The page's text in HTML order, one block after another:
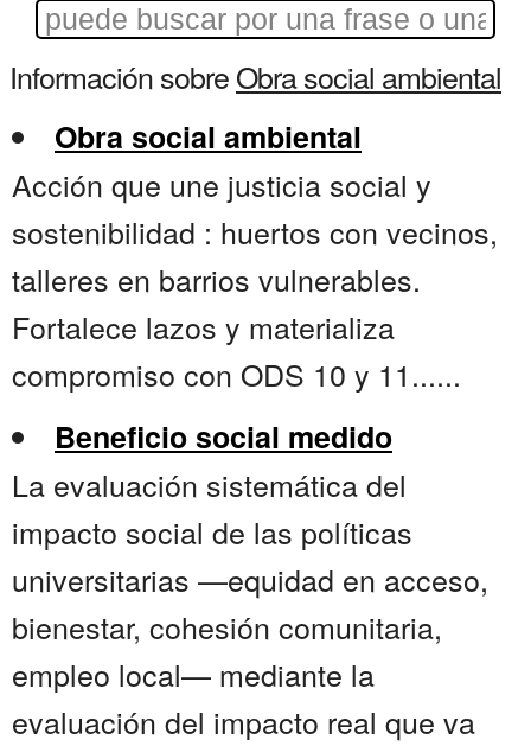
Información sobreObra social ambiental
Obra social ambiental
Acción que une justicia social y
sostenibilidad : huertos con vecinos,
talleres en barrios vulnerables.
Fortalece lazos y materializa
compromiso con ODS 10 y 11......
Beneficio social medido
La evaluación sistemática del
impacto social de las políticas
universitarias —equidad en acceso,
bienestar, cohesión comunitaria,
empleo local— mediante la
evaluación del impacto real que va